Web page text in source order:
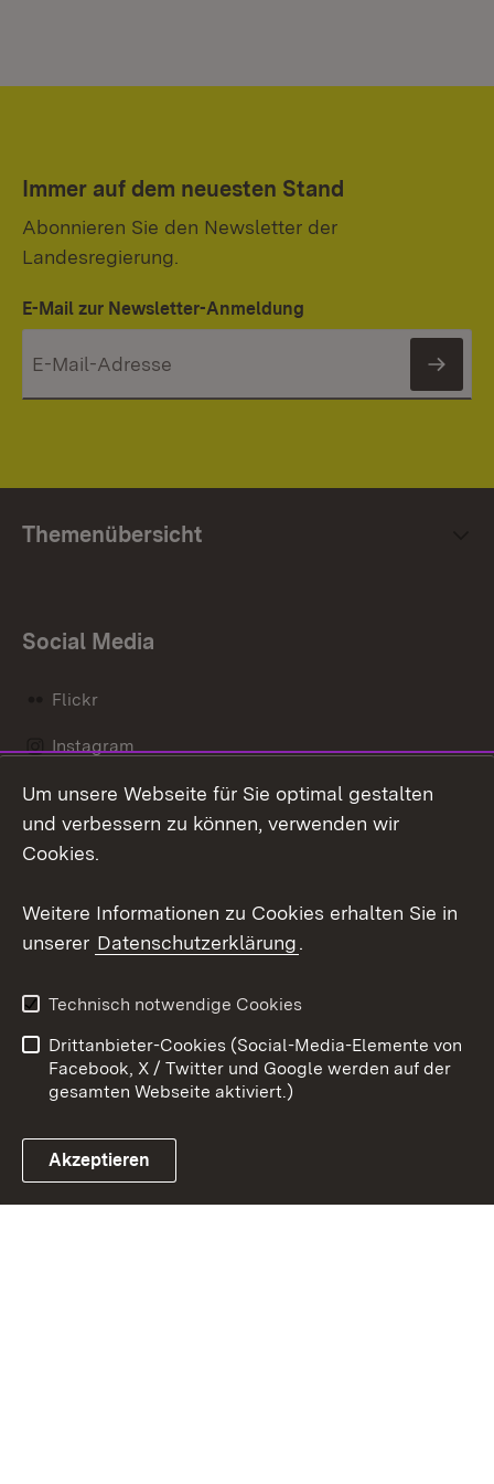
Immer auf dem neuesten Stand
Abonnieren Sie den Newsletter der
Landesregierung.
E-Mail zur Newsletter-Anmeldung
Themenübersicht
Social Media
Flickr
Instagram
Social Wall
Link zum Landesportal
Barrierefreiheit
Benutzungshinweise
Impressum
Cookies
Um unsere Webseite für Sie optimal gestalten
und verbessern zu können, verwenden wir
Cookies.
Weitere Informationen zu Cookies erhalten Sie in
unserer Datenschutzerklärung.
Technisch notwendige Cookies
Drittanbieter-Cookies (Social-Media-Elemente von
Facebook, X / Twitter und Google werden auf der
gesamten Webseite aktiviert.)
Akzeptieren